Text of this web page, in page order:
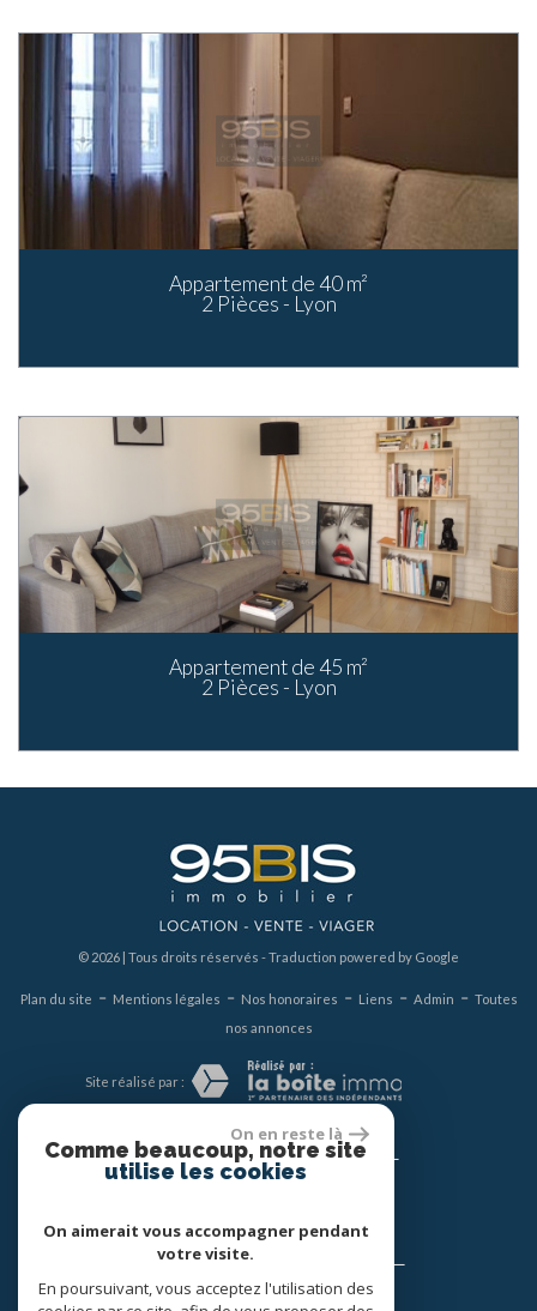
Appartement de 40 m²
2 Pièces - Lyon
Appartement de 45 m²
2 Pièces - Lyon
© 2026 | Tous droits réservés - Traduction powered by Google
Plan du site - Mentions légales - Nos honoraires - Liens - Admin - Toutes
nos annonces
Site réalisé par :
Nous suivre
Se connecter
On en reste là
Comme beaucoup, notre site
utilise les cookies
On aimerait vous accompagner pendant
votre visite.
En poursuivant, vous acceptez l'utilisation des